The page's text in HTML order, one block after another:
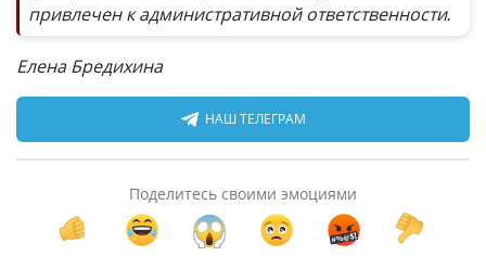
привлечен к административной ответственности.
Елена Бредихина
НАШ ТЕЛЕГРАМ
Поделитесь своими эмоциями